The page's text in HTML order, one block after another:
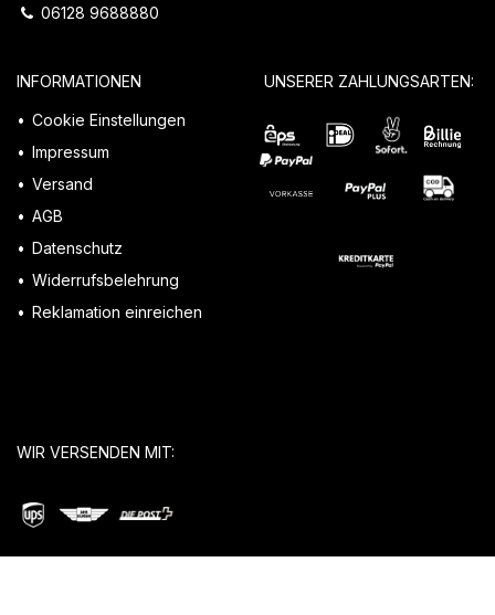
06128 9688880
INFORMATIONEN
Cookie Einstellungen
Impressum
Versand
AGB
Datenschutz
Widerrufsbelehrung
Reklamation einreichen
UNSERER ZAHLUNGSARTEN:
WIR VERSENDEN MIT: